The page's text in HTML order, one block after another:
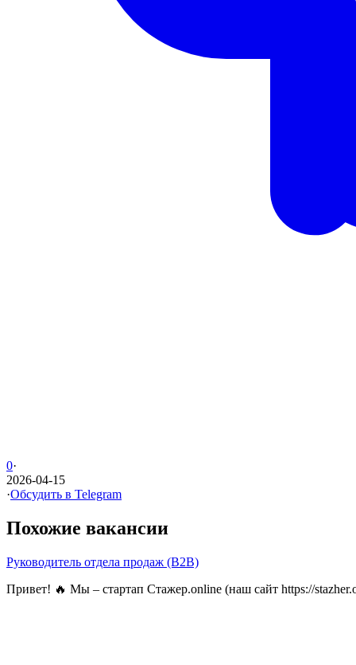
0·
2026-04-15
·Обсудить в Telegram
Похожие вакансии
Руководитель отдела продаж (B2B)
Привет! 🔥 Мы – стартап Стажер.online (наш сайт https://